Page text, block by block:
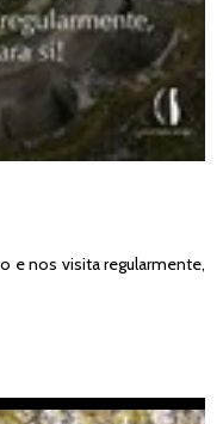
e nos visita regularmente,